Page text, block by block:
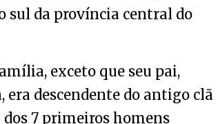
sul da província central do
exceto que seu pai,
descendente do antigo clã
dos 7 primeiros homens